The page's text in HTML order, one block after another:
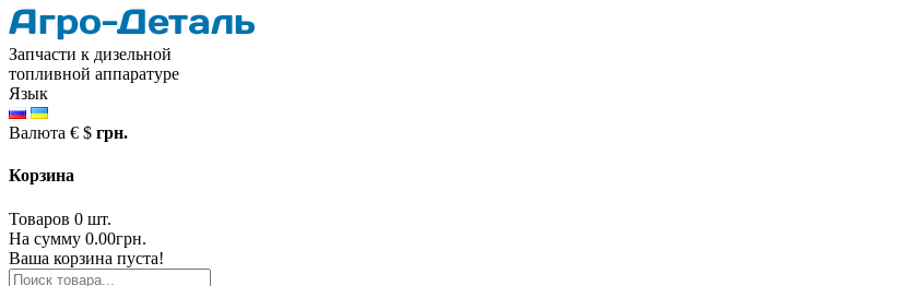
Запчасти к дизельной
топливной аппаратуре
Язык
Валюта € $ грн.
Корзина
Товаров 0 шт.
На сумму 0.00грн.
Ваша корзина пуста!